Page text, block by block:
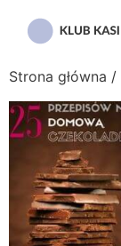
Strona główna /